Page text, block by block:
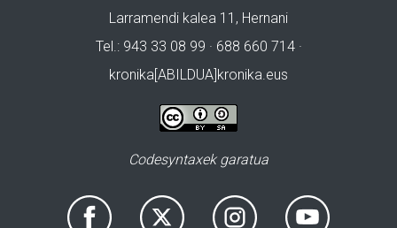
Larramendi kalea 11, Hernani
Tel.: 943 33 08 99 · 688 660 714 ·
kronika[ABILDUA]kronika.eus
Codesyntaxek garatua